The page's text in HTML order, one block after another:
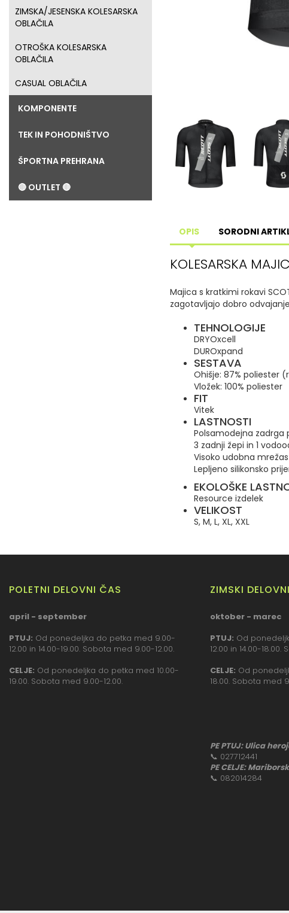
ZIMSKA/JESENSKA KOLESARSKA
OBLAČILA
OTROŠKA KOLESARSKA
OBLAČILA
CASUAL OBLAČILA
KOMPONENTE
TEK IN POHODNIŠTVO
ŠPORTNA PREHRANA
🔴 OUTLET 🔴
OPIS SORODNI
KOLESARSKA
Majica s kratkimi rokavi
zagotavljajo dobro
TEHNOLOGIJE
DRYOxcell
DUROxpand
SESTAVA
Ohišje: 87% poliester
Vložek: 100% poliester
FIT
Vitek
LASTNOSTI
Polsamodejna zadrga
3 zadnji žepi in 1
Visoko udobna
Lepljeno silikonsko
EKOLOŠKE
Resource izdelek
VELIKOST
S, M, L, XL, XXL
POLETNI DELOVNI ČAS
april - september
PTUJ: Od ponedeljka do petka med 9.00-
12.00 in 14.00-19.00. Sobota med 9.00-12.00.
CELJE: Od ponedeljka do petka med 10.00-
19.00. Sobota med 9.00-12.00.
ZIMSKI
oktober - marec
PTUJ: Od
12.00 in 14.00-
CELJE: Od
18.00. Sobota med
PE PTUJ: Ulica
📞 027712441
PE CELJE:
📞 082014284